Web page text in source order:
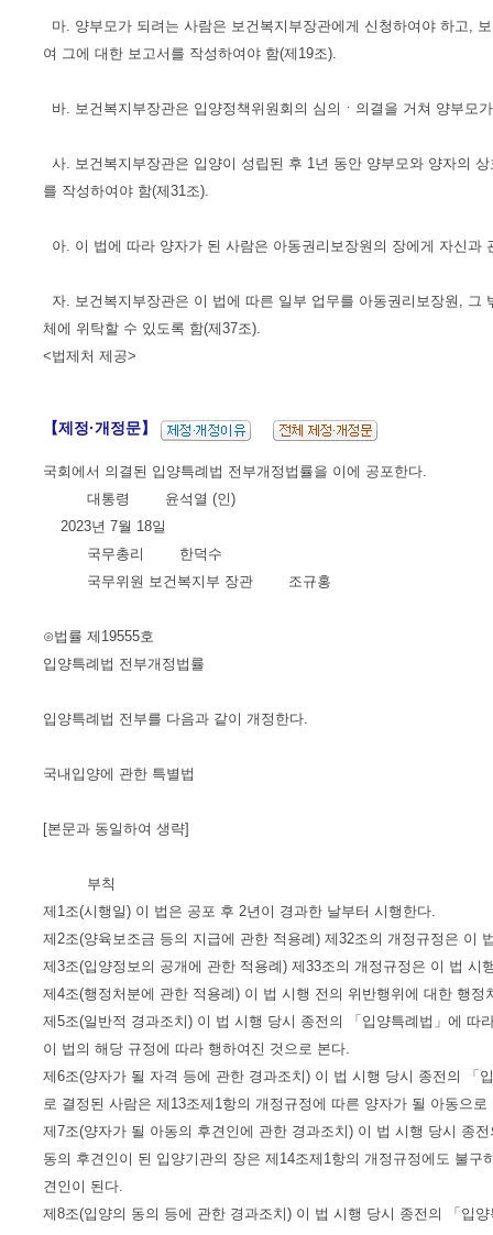
마. 양부모가 되려는 사람은 보건복지부장관에게 신청하여야 하고,
여 그에 대한 보고서를 작성하여야 함(제19조).
바. 보건복지부장관은 입양정책위원회의 심의ㆍ의결을 거쳐 양부모
사. 보건복지부장관은 입양이 성립된 후 1년 동안 양부모와 양자의
를 작성하여야 함(제31조).
아. 이 법에 따라 양자가 된 사람은 아동권리보장원의 장에게 자신과
자. 보건복지부장관은 이 법에 따른 일부 업무를 아동권리보장원,
체에 위탁할 수 있도록 함(제37조).
<법제처 제공>
【제정·개정문】
국회에서 의결된 입양특례법 전부개정법률을 이에 공포한다.
대통령 윤석열 (인)
2023년 7월 18일
국무총리 한덕수
국무위원 보건복지부 장관 조규홍
⊙법률 제19555호
입양특례법 전부개정법률
입양특례법 전부를 다음과 같이 개정한다.
국내입양에 관한 특별법
[본문과 동일하여 생략]
부칙
제1조(시행일) 이 법은 공포 후 2년이 경과한 날부터 시행한다.
제2조(양육보조금 등의 지급에 관한 적용례) 제32조의 개정규정은 이
제3조(입양정보의 공개에 관한 적용례) 제33조의 개정규정은 이 법 시
제4조(행정처분에 관한 적용례) 이 법 시행 전의 위반행위에 대한 행
제5조(일반적 경과조치) 이 법 시행 당시 종전의 「입양특례법」에
이 법의 해당 규정에 따라 행하여진 것으로 본다.
제6조(양자가 될 자격 등에 관한 경과조치) 이 법 시행 당시 종전의 「
로 결정된 사람은 제13조제1항의 개정규정에 따른 양자가 될 아동으로
제7조(양자가 될 아동의 후견인에 관한 경과조치) 이 법 시행 당시 종
동의 후견인이 된 입양기관의 장은 제14조제1항의 개정규정에도 불
견인이 된다.
제8조(입양의 동의 등에 관한 경과조치) 이 법 시행 당시 종전의 「입